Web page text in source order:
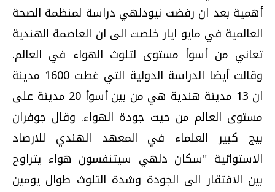
أهمية بعد ان رفضت نيودلهي دراسة لمنظمة الصحة
العالمية في مايو ايار خلصت الى ان العاصمة الهندية
تعاني من أسوأ مستوى لتلوث الهواء في العالم.
وقالت أيضا الدراسة الدولية التي غطت 1600 مدينة
ان 13 مدينة هندية هي من بين أسوأ 20 مدينة على
مستوى العالم من حيث جودة الهواء. وقال جوفران
بيج كبير العلماء في المعهد الهندي للارصاد
الاستوائية "سكان دلهي سيتنفسون هواء يتراوح
بين الافتقار الى الجودة وشدة التلوث طوال يومين